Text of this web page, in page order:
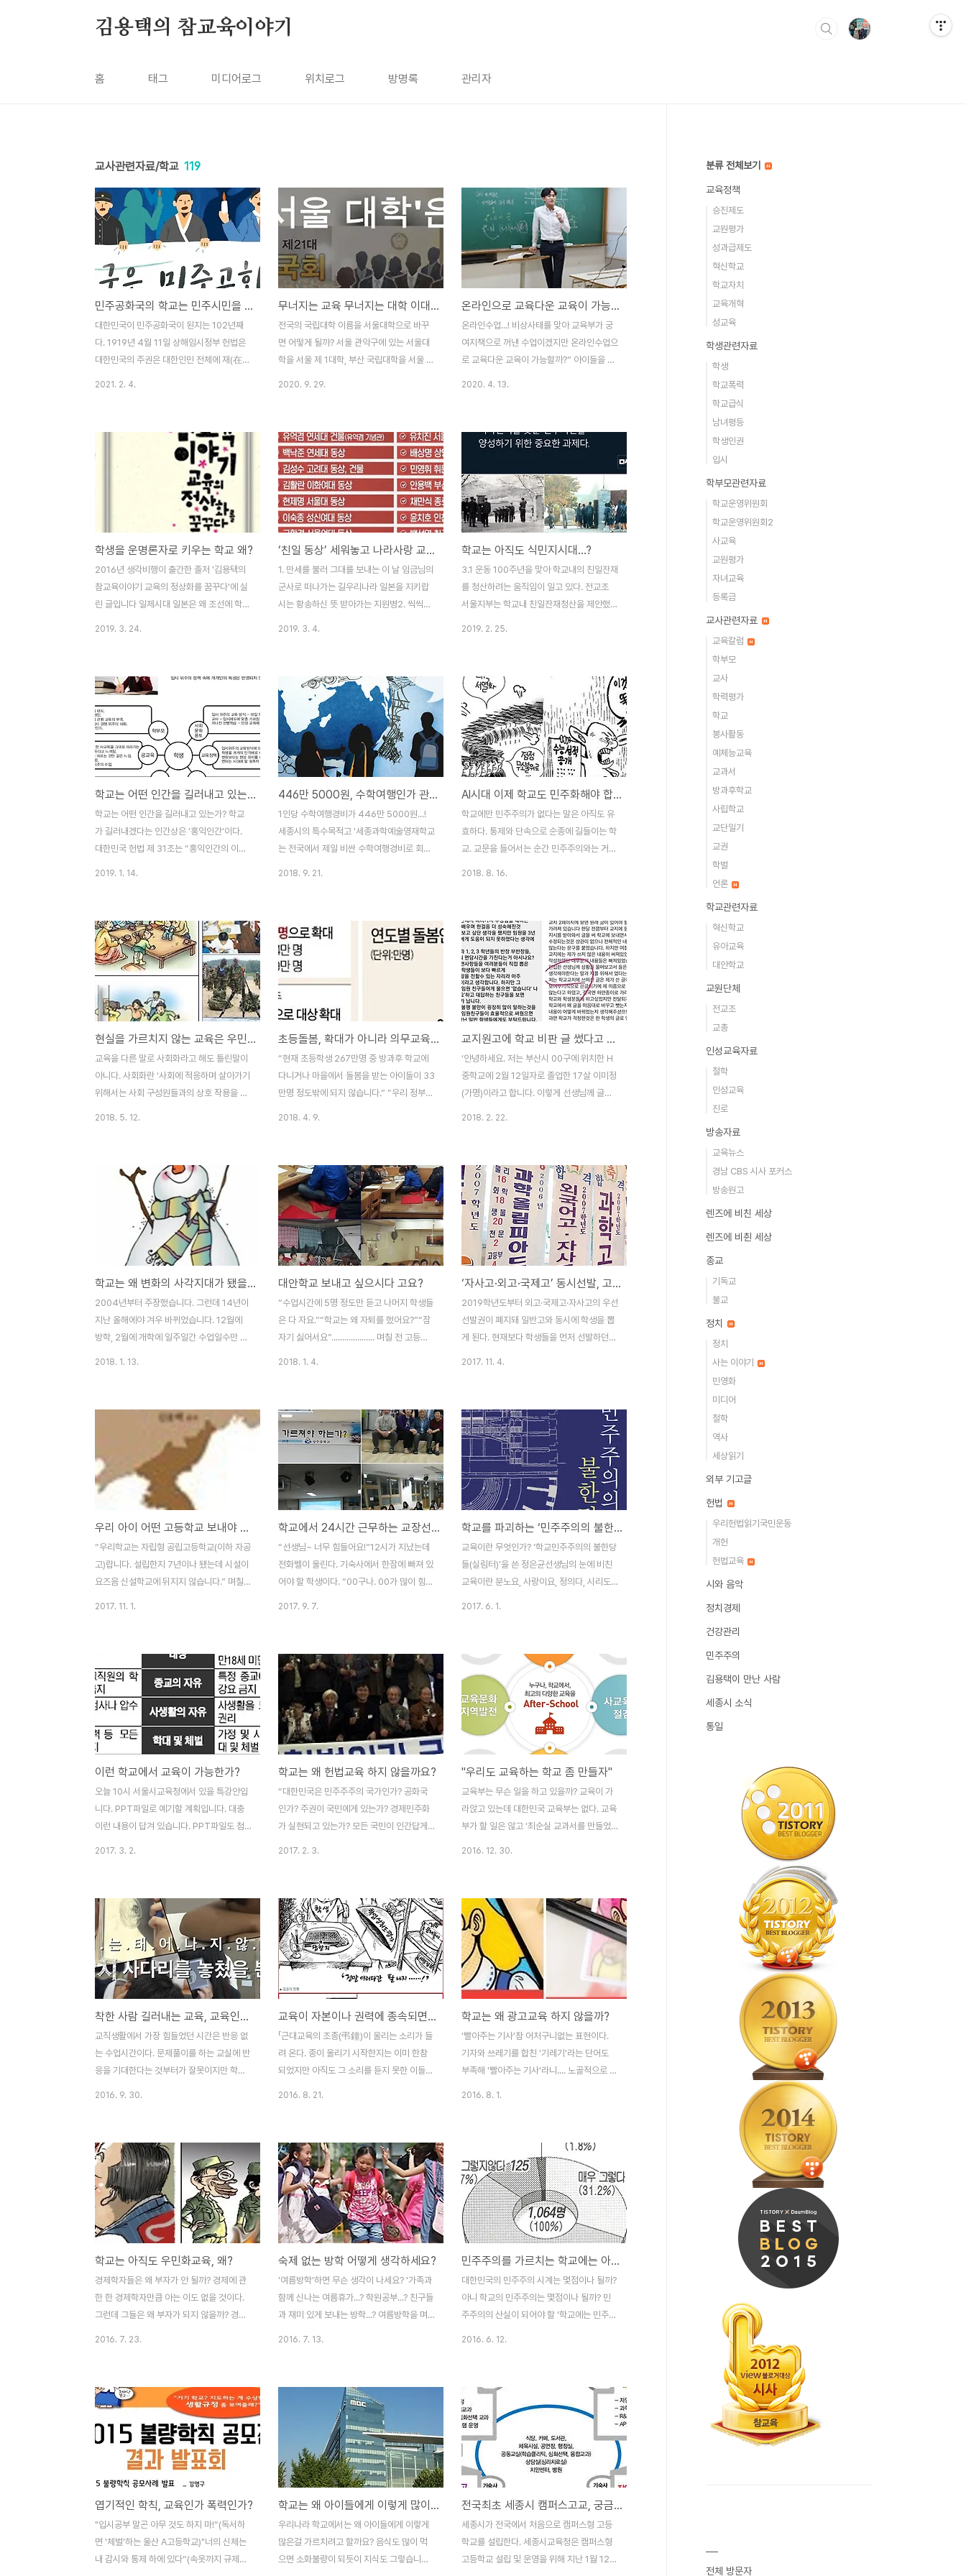
김용택의 참교육이야기
홈 태그 미디어로그 위치로그 방명록 관리자
교사관련자료/학교 119
민주공화국의 학교는 민주시민을 길러내고 있을까
대한민국이 민주공화국이 된지는 102년째
다. 1919년 4월 11일 상해임시정부 헌법은
대한민국의 주권은 대한인민 전체에 재(在)
정희의 유신헌법에도 “대한민국은 민주공화
국”이었다. 학살자 전두환이나 노태우시절에
도 대한민국은 여전히 ‘민주공화국’이었고, 6
월항쟁의 결실이 만든 현행헌법도 대한민국
은 민주공화국이다. 오늘날은 공모제로 교장
이 된 진보적인 교장이나 진보적인 대안학교
에서 학교가 민주적인 학생을 길러내기 위해
열정을 쏟고 있지만, 오늘날 부모 세대들만
해도 학교에만 민주주의가 없었다. 학생들은
교문에 들어설 때 기..
2021. 2. 4.
무너지는 교육 무너지는 대학 이대로 방치할 것인가?
전국의 국립대학 이름을 서울대학으로 바꾸
면 어떻게 될까? 서울 관악구에 있는 서울대
학을 서울 제 1대학, 부산 국립대학을 서울 2
조를 비롯한 수많은 교육단체들이 대학평준
화를 주장했지만 교육부는 쇠귀에 경 읽기다.
앞으로도 계속 일류대학... SKY가 꿈인 현실
이 이어질 수 있을까? 일류대학이 교육을 황
폐화시킨 주범(?)이라는 것은 세상이 다 아는
얘기다. 일류대학이 꿈이요, 중등학교 교육목
표가 일류대학인 나라. 인품이 아니라 일류대
학 졸업장으로 평생을 우려먹고 사는 나라가
이 지구상에 대한민국 외에 또 있을까? 고교
평준화를 위..
2020. 9. 29.
온라인으로 교육다운 교육이 가능할까요?
온라인수업...! 비상사태를 맞아 교육부가 궁
여지책으로 꺼낸 수업이겠지만 온라인수업으
로 교육다운 교육이 가능할까?” 아이들을 무
도 하고 설법도 한다는 얘긴 들었지만 첨단기
코르나 사태로 사상 처음 각급학교에서 온라
인 개학이 시작됐다. 고등학교 3학년과 중학
교 3학년은 지난 9일 개학이 시작했고 다가
오는 16일에는 고등학교 1~2학년, 중학교
1~2학년, 초등학교 4~6학년이 같은 방식으
로 2차로 개학한다. 이어 초등학교 1~3학년
은 가장 늦은 20일 마지막으로 온라인 개학
을 하게 된다. 처음에..
2020. 4. 13.
학생을 운명론자로 키우는 학교 왜?
2016년 생각비행이 출간한 졸저 '김용택의
참교육이야기 교육의 정상화를 꿈꾸다'에 실
린 글입니다 일제시대 일본은 왜 조선에 학교
시켰을까? 일본은 조선을 영구지배하기 위해
서는 ‘일본화된 조선인’이 있어야 했고 그런
인간의 도움이 필요했기 때문일 것이다. 외모
는 조선 사람인데 내용은 일본인인 사람. 즉
‘황국신민’이 필요했던 것이다. 학교에서 가
르치는 도구적인 지식은 식민통치를 용이하
게 하는 애국자(?)를 길러냈고 그 덕분(?)에
36년간 식민통치가 가능했을 것이다.
Omynews가 ‘우향우 20대’라는 기획기사
를 보도했던 일이 있다. 이 기사..
2019. 3. 24.
‘친일 동상’ 세워놓고 나라사랑 교육 가능할까?
1. 만세를 불러 그대를 보내는 이 날 임금님의
군사로 떠나가는 길우리나라 일본을 지키랍
시는 황송하신 뜻 받아가는 지원병2. 씩씩하
어다 개선 날 다시 만나자 둘더둘러 일장(日
章) 불러라 만세 일본 왕과 제국주의를 위한
총알받이로 끌려가는 조선 청년들에게 일장
기를 두르고 만세를 부르라는 춘원 이광수의
‘지원병 장행가’이다. 3·1혁명 100주년이 된
지금도 ‘지원병 장행가’를 쓴 이광수가 작사
한 노래를 교가로 부르면서 나라사랑을 가르
칠 수 있을까? 이광수는 ‘동편 아침이 밝았으
니 만세를 부르며 일어나서 일본 임금의 분부
를 받아 온 세상에..
2019. 3. 4.
학교는 아직도 식민지시대...?
3.1 운동 100주년을 맞아 학교내의 친일잔재
를 청산하려는 움직임이 일고 있다. 전교조
서울지부는 학교내 친일잔재청산을 제안했
지적 이를 위해 “▲학교에 남아 있는 친일파
의 동상 철거 ▲ 친일파의 이름을 딴 기념관
의 이름 변경 ▲ 친일 음악가가 작사‧작곡한
교가 폐기”운동을 펼쳐 나가기로 했다. 서울
지부는 24일까지 지역의 모든 학교를 대상
으로 친일파 동상과 기념관 존치 여부, 친일
음악가가 작사·작곡한 교가 현황을 조사하고
그 결과를 공개할 계획이라고 밝히면서 서울
시교육청도 전수 조사에 나서 줄 것을 요청했
다. 전교조 충남지부와 민..
2019. 2. 25.
학교는 어떤 인간을 길러내고 있는가?
학교는 어떤 인간을 길러내고 있는가? 학교
가 길러내겠다는 인간상은 ‘홍익인간’이다.
대한민국 헌법 제 31조는 “홍익인간의 이념
을 실현하는데 이바지하게 함”을 목적으로
하고 있다. 헌법은 정부가 ‘능력에 따라 국가
가 균등하게 교육을 받게 할 의무’를 지고 있
다고 명시하고 있다. 헌법 뿐만 아니다. 하위
법인 교육기본법은 이런 헌법의 이념을 바탕
으로 “모든 국민은 성별, 종교, 신념, 인종, 사
회적 신분, 경제적 지위 또는 신체적 조건 등
을 이유로 교육에서 차별을 받지 아니한
다.”고 명시하고 이를 구체화하기 위해 ‘자주
적인 사람, 창..
2019. 1. 14.
446만 5000원, 수학여행인가 관광인가?
1인당 수학여행경비가 446만 5000원...!
세종시의 특수목적고 '세종과학예술영재학교
는 전국에서 제일 비싼 수학여행경비로 회외
서 받은 ‘2016~ 2018 수학여행 학생 1인당
경비 100만원 이상 학교 명단’ 자료에 따르
면 ‘전국 초·중·고교 가운데 학생 1인당 100
만원 이상 수학여행 경비로 다녀 온 학교가
된다. 수학여행 하면 사람들은 무슨 생각이
들까? 학창시절의 아름다운 추억? 아니면 세
월호 참사를 기억할까? 지금 나이가 6~70이
된 노인들은 가난했던 시절, 돈이 없어 친구..
2018. 9. 21.
Al시대 이제 학교도 민주화해야 합니다
학교에만 민주주의가 없다는 말은 아직도 유
효하다. 통제와 단속으로 순종에 길들이는 학
교. 교문을 들어서는 순간 민주주의와는 거리
다. 교육의 3주체인 학생과 학부모, 교사라지
만 학생회도 교사회도 학부모회도 민주적으
로 운영되지 않고 있는 곳이 학교다. 학교에
유일하게 민주적인 기구가 하나 있다. 1995
년부터 설립된 학교운영위원회가 그 기구다.
학교운영위원회는 학교를 민주적인 학교, 특
색 있는 학교, 투명한 학교로 만들기 위해 김
영삼정부시절, '5.31 교육개혁'의 일환으로
도입, 운영되기 시작됐다. 거기까지다. 학생,
학부모 교사의 의견을 ..
2018. 8. 16.
현실을 가르치지 않는 교육은 우민화입니다
교육을 다른 말로 사회화라고 해도 틀린말이
아니다. 사회화란 ‘사회에 적응하며 살아가기
위해서는 사회 구성원들과의 상호 작용을 통
생활양식이나 행동규범을 학습하는 재사화화
그리고 구성원들이 권력 차이(차별)을 인정하
도록 하는 차별 사회화도 있다. 사회성원이
사회화나 재사회화 과정에서 현실은 외면한
채 원론만 익히면 현실에 적응할 수 있을까?
사회화 혹은 재사회화란 그래서 피교육자로
하여금 새로 만나는 사회의 현실에 적응할 수
있는 적응력을 길러 주는 것이다. 그런데 ‘이
윤의 극대화가’ 생존의 법칙인 자본주의 나아
가 신자유주의 사회에..
2018. 5. 12.
초등돌봄, 확대가 아니라 의무교육으로 가야
“현재 초등학생 267만명 중 방과후 학교에
다니거나 마을에서 돌봄을 받는 아이들이 33
만명 정도밖에 되지 않습니다.” “우리 정부
다."문재인대통령이 서울경동초등학교에서
열린 ‘온종일 돌봄체계’ 정책발표 자리에서
‘온종일 돌봄체계구축은 국정과제의 하나’라
며 이렇게 말했다. 교육부는 이러한 정부정책
에 따라 올해부터 5년간 한해 1만4천명(총 7
만명)씩 초등돌봄교실 규모를 늘리고 지역 내
공공시설을 활용한 ‘마을돌봄’도 현재 9만명
규모에서 19만명으로 늘려 2022년까지 전
체 초등돌봄 규모를 현재 33만명에서 53만
명까지 확대할 계획이..
2018. 4. 9.
교지원고에 학교 비판 글 썼다고 고치고 지우고...
‘안녕하세요. 저는 부산시 00구에 위치한 H
중학교에 2월 12일자로 졸업한 17살 이미정
(가명)이라고 합니다. 이렇게 선생님께 글을
할 수 없는 일들을 너무나도 많이 보았습니
다.예를 들어, 재작년 2월 중순 즈음에 신축
강당에 화재가 나는 큰 사고가 있었는데 그때
학교의 행정실과 교장선생님은 학생들이 전
화를 수십통을 함에도 8시간이나 연락이 두
절된 후에야 연결이 되었고, 바다 근처인 학
교가 비로 침수되었을 때 부산시 전역에 휴교
령이 내려졌음에도 불구하고 많은 학생들이
등교를 한 후에야 휴교 공지가 내려져 비를
흠뻑 젖어 다시 돌아오는 ..
2018. 2. 22.
학교는 왜 변화의 사각지대가 됐을까?
2004년부터 주장했습니다. 그런데 14년이
지난 올해에야 겨우 바뀌었습니다. 12월에
방학, 2월에 개학에 일주일간 수업일수만 채
문제가 끝난게 아닙니다. 어쩌다 한파가 몰아
닥쳐 시베리아보다 더 춥다는 영하 20도 아
팎을 오르내리는 강추위에 아이들이 공부하
느라고 학교에 다녀야 했던 날들... 이 문제는
고칠 수 없을까요? 법정 수업일 수만 며칠 정
도만 적게하면 해결될텐데... 기름 한방울 나
지 않는 나라에 난방비며 추위에 떨게 하는
게 온당한 일일까요? 수업을 며칠 적게 한다
고 잘못되는 것도 아닌데... 방학을 학생들에
게 돌..
2018. 1. 13.
대안학교 보내고 싶으시다 고요?
“수업시간에 5명 정도만 듣고 나머지 학생들
은 다 자요.”“학교는 왜 자퇴를 했어요?”“잠
자기 싫어서요”.................... 며칠 전 고등학
는 대안학교인데요?” 혹 “김용택 선생님 아
니세요? ”예 맞습니다만, 어떻게 제 이름을
다 아세요?“ ”대안학교를 찾다보니 선생님
이름이 나오던데요?“ 엊그제 오후에 걸려 온
전화로 통화한 내용이다. 이분은 아들이 고등
학교 2학년 1학기 중간에 자퇴를 했는데 고
등학교는 졸업을 시키기는 시켜야 하는데, 그
렇게 하기 위해서는 내년 새학기에 2학년에
복학신청을 해야 하고, 복학을 하려니..
2018. 1. 4.
‘자사고·외고·국제고’ 동시선발, 고교 평준화 이뤄질까?
2019학년도부터 외고·국제고·자사고의 우선
선발권이 폐지돼 일반고와 동시에 학생을 뽑
게 된다. 현재보다 학생들을 먼저 선발하던
지해 1개학교만 지원할 수 있도록 했다. 교육
부의 이 같은 방침은 성적이 우수한 학생을
선점해 휩쓸어가는 것을 막아 고교 서열화를
해소하기 위해서다. 이와 함께 교육부는 내년
부터 2020년까지 자사고·외고·국제고 중 운
영 성과평가가 기준에 미달한 학교는 일반고
로 강제 전환하기로 하는 내용의 초·중등교육
법 일부 개정안을 입법예고 했다. 말도 많고
탈도 많은 자사고·외고·국제고는 어떤 학교일
까? 외국어고등학교(이..
2017. 11. 4.
우리 아이 어떤 고등학교 보내야 하지...?
“우리학교는 자립형 공립고등학교(이하 자공
고)랍니다. 설립한지 7년이나 됐는데 시설이
요즈음 신설학교에 뒤지지 않습니다.” 며칠
(자사고)가 아닌 공립의 귀족학교일까? 그것
도 우리나라에 자공고가 116개 학교가 있다
니... 공립이 왜 이런 학교를 만들었을까? 고
등학교 얘기가 나왔으니 하는 말이지만 우리
가 알고 있는 것처럼 그렇게 단순하지 않다.
자녀가 고교에 다니지 않는 사람이라면 이름
조차 한번도 들어 보지 못한 고등학교가 수두
룩하다. 우선 학교 종류부터 복잡하기 짝이
없다. 고교를 크게 나누면 일반고·특수목적고
(특목고)·특성화고·자율고..
2017. 11. 1.
학교에서 24시간 근무하는 교장선생님...왜?
“선생님~ 너무 힘들어요!”12시가 지났는데
전화벨이 울린다. 기숙사에서 한잠에 빠져 있
어야 할 학생이다. “00구나. 00가 많이 힘드
드는 구나“다. ”사감 선생님께 말씀드리고 내
려와“ 그리고 옷을 주섬주섬 주워 입고 00를
차에 태운다. ”어디로 갈까...?“ 그래서 호젓
한 바닷가 바위에 00와 교장선생님은 자리를
잡고 앉는다. 00가 속이 다 풀릴 때까지 들어
주기만 하면 된다는 것이다. 1, 남해 상주중학
교 2. 상주중학교는 어떤 학교인가? ◁ (클릭
하시면 상주중학교를 소개한 동영상을 보실
수 있습니다) 위의 사례는 태..
2017. 9. 7.
학교를 파괴하는 ‘민주주의의 불한당’이 누굴까?
교육이란 무엇인가? ‘학교민주주의의 불한당
들(실림터)’을 쓴 정은균선생님의 눈에 비친
교육이란 분노요, 사랑이요, 정의다, 시리도
고 현실을 무시한 그 똑똑하고 잘난 교육학자
들이 만든 이론을 현장의 경험과 예리한 통찰
력으로 부정한 용기가 이런책으로 탄생케 했
던게 아닐까? 똑같은 교육을 놓고도 보는 사
람들의 눈에 따라 천차만별이다. 어떤 사람은
오늘날의 교육을 무지를 일깨우는 도구로, 어
떤 이들의 눈에는 계급상승을 위한 수단으로,
또 어떤 이들의 눈에는 교육을 지배이데올로
기의 수단으로 본다. 그런데 왜 정은균선생님
의 눈에는 교육이란 민..
2017. 6. 1.
이런 학교에서 교육이 가능한가?
오늘 10시 서울시교육청에서 있을 특강안입
니다. PPT파일로 예기할 계획입니다. 대충
이런 내용이 답겨 있습니다. PPT파일도 첨
의 입을 막겠다" (학교 비판하면 처벌, 충남 D
고등학교)"분할통치, 차별을 활용한 통제“(학
생회 출마도 성적순, 경남 E고등학교)"사적인
인간관계도 규제 대상“사랑을 처벌하는 학
교, 충북 G고등학교인권친화적학교와 너머
운동본부 그리고 전교조가 주최한 ‘2015 불
량학칙공모전’ 결과에 나타난 사례다. 내가
교육전문가들 앞에서 이런 말도 안 되는 질문
을 던지는 이유는 교육이 무너진지 언젠데 아
직도 학교에는 교육이 없..
2017. 3. 2.
학교는 왜 헌법교육 하지 않을까요?
“대한민국은 민주주주의 국가인가? 공화국
인가? 주권이 국민에게 있는가? 경제민주화
가 실현되고 있는가? 모든 국민이 인간답게
것을 보장하고 있지만 대부분의 국민들은 자
신에게 그런 권리가 어디에 보장 되어 있는지
잘 알지 못한다. 우리나라 학교교육은 이해
못할 일 한 두 가지가 아니다. 중학교나 고등
학교 입학식을 할 때 학생대표가 교장선생님
앞에서 선서를 한다. “나는 교칙을 준수하
고...”라고 시작하는 선서를 하지만 이 때 선
서를 하는 학생 대표도 입학하는 신입생도 교
칙을 읽어 본 학생은 아무도 없다. 아니 졸업
할 때까지 대부분의..
2017. 2. 3.
"우리도 교육하는 학교 좀 만들자"
교육부는 무슨 일을 하고 있을까? 교육이 가
라앉고 있는데 대한민국 교육부는 없다. 교육
부가 할 일은 않고 ‘최순실 교과서를 만들었
개선, 고등교육 기본정책의 수립 및 시행, 공
교육 정상화 정책의 수립 및 시행, 지방교육
자치제도 기본정책의 수립 및 제도 개선, 인
재개발 정책의 기획 및 총괄 등을 비롯한 학
교교육과 평생교육, 인적자원 개발정책 및 학
술에 관한 일...‘을 하는 곳이 교육부다.‘학교
에는 교육이 없다’느니 ‘교육이 무너졌다’는
말은 어제 오늘 나온 얘기가 아니다. 교육부
가 이런 일을 잘 했다면 오늘날 교육이 이 지
경이 됐을까?..
2016. 12. 30.
착한 사람 길러내는 교육, 교육인가 사육인가?
교직생활에서 가장 힘들었던 시간은 반응 없
는 수업시간이다. 문제풀이를 하는 교실에 반
응을 기대한다는 것부터가 잘못이지만 학생
실에 인간미 넘치는 정서교육, 감정교육을 찾
아 볼 수 없기에 하는 말이다. 입시교육의 교
육덕분(?)일까? 이런 분위기에서 교육받은
학생들을 개인적으로 이야기를 몇마디 나누
다보면 정나미가 떨어지는 경우가 있다. 덩치
는 다 컸지만 자기감정을 표현할 줄 모르고
감정이 메마른 학생들을 보면 안타까운 생각
이 든다. 기계적인 사무처리에 익숙한 사람들
에게서 느끼는 그런 모습, 인간적인 정서가
메마른 모습이다. 사람이 어떻게 저렇..
2016. 9. 30.
교육이 자본이나 권력에 종속되면...
「근대교육의 조종(弔鐘)이 울리는 소리가 들
려 온다. 종이 울리기 시작한지는 이미 한참
되었지만 아직도 그 소리를 듣지 못한 이들도
잘 듣고 고분고분 시키는 대로 따라야 한다고
생각하는 이들, 개근상이 우등상보다 낫다고
우기는 이들, 그러면서도 우등상이 곧 우수함
을 증명한다고 믿는 이들, 일류대졸업장이 인
생의 보증수표라도 되는 듯이 여기는 이들 모
두 아직도 잠을 덜 깬 것이다.」 존 테이러개토
(John Taylor Gatto)가 쓴 '바보 만들기'라
는 책을 소개한 펴낸이 현병호님의 지적이다.
이 책이 2002년에 출간된 책이니 벌써 1..
2016. 8. 21.
학교는 왜 광고교육 하지 않을까?
‘빨아주는 기사’참 어처구니없는 표현이다.
기자와 쓰레기를 합친 '기레기'라는 단어도
부족해 '빨아주는 기사'라니.... 노골적으로 누
기자는 왜 빨아주는 기사를 썼을까요?’라는
오마이뉴스에 나오는 기사기다. "기업들 돈으
로 해외출장 다녀왔는데, 비판 기사 쓰라고?
말도 안 되는 얘기지." 라는 이 기사를 보면 우
리가 믿고 보는 언론의 속살을 보는 것 같아
화가 난다. 이런 기사나 방송을 사실로 믿고
아는 국민들이 얼마나 순진한가? 전두환이
집권하던 제5공화국 시절, ‘스크린, 스포츠,
섹스’라는 영어 머리글자를 딴 우민화 정책을
빗댄 ..
2016. 8. 1.
학교는 아직도 우민화교육, 왜?
경제학자들은 왜 부자가 안 될까? 경제에 관
한 한 경제학자만큼 아는 이도 없을 것이다.
그런데 그들은 왜 부자가 되지 않을까? 경제
말도 같은 맥락에서 이해할 수 있다. 학교는
왜 지식만 가르치고 현실을 가르치지 않을
까? 분서갱유사건이라는 게 있었다. 분서갱
유란 '책을 불태우고 학자들을 묻음'이란 뜻
으로 중국 진(秦)나라의 시황제가 '학자들의
정치적 비판을 막기 위하여 민간의 책 가운데
의약(醫藥), 복서(卜筮), 농업에 관한 것만을
제외하고 모든 서적을 불태우고 수많은 유생
을 구덩이에 묻어 죽인 일'을 일컫는 말이다.
언론이나 문화에 ..
2016. 7. 23.
숙제 없는 방학 어떻게 생각하세요?
'여름방학'하면 무슨 생각이 나세요? '가족과
함께 신나는 여름휴가...? 학원공부...? 친구들
과 재미 있게 보내는 방학...? 여름방학을 며
고 오던 숙제가 사라지고 있다. '숙제없는방
학' 학부모들은 이런 방학을 어떻게 생각할
까? ‘독일 부퍼탈의 바멘 게잠트슐레
(Gesamtschule·종합학교)가 2015년 독
일에서 가장 명예로운 교육상인 ‘독일학교
상’을 수상했다.' 독일교육이야기의 저자 박성
숙씨는 자신의 블로그 '무터킨더의 독일교육
이야기'에 '독일, 숙제없는 학교''를 소개했다.
바멘 게잠트슐레(Gesamtschule·종합학
교)라는..
2016. 7. 13.
민주주의를 가르치는 학교에는 아직도 민주주의가 없다?
대한민국의 민주주의 시계는 몇점이나 될까?
아니 학교의 민주주의는 몇점이나 될까? 민
주주의의 산실이 되어야 할 '학교에는 민주주
는 이유로 다른 학생과 비교를 당하거나 부당
한 차별을 받는경우도 허다하다. 아직도 학생
회장 선거에 피선거권 자격을 성적으로 차별
당하고 개인의 시험성적이 다른 학생 앞에서
공개되는 경우도 있다. 학교는 아직도 민주주
의의 사각지대다. 학교폭력을 근절하기 위해
폭력과의 전쟁을 선포하고 폭력방지법까지
만들었지만 대부분의 시도에서는 학생인권조
례조차 만들지 못하고 있다. 공부를 해야할
학생이 인권운운한다는 게 말이 안 된다..
2016. 6. 12.
엽기적인 학칙, 교육인가 폭력인가?
"입시공부 말곤 아무 것도 하지 마!“(독서하
면 '체벌'하는 울산 A고등학교)"너의 신체는
내 감시와 통제 하에 있다“(속옷까지 규제하
학교는 왜 아이들에게 이렇게 많이 가르칠까?
우리나라 학교에서는 왜 아이들에게 이렇게
많은걸 가르치려고 할까요? 음식도 많이 먹
으면 소화불량이 되듯이 지식도 그렇습니다.
전국최초 세종시 캠퍼스고교, 궁금하세요?
세종시가 전국에서 처음으로 캠퍼스형 고등
학교를 설립한다. 세종시교육청은 캠퍼스형
고등학교 설립 및 운영을 위해 지난 1월 12일
분류 전체보기
교육정책
승진제도
교원평가
성과급제도
혁신학교
학교자치
교육개혁
성교육
학생관련자료
학생
학교폭력
학교급식
남녀평등
학생인권
입시
학부모관련자료
학교운영위원회
학교운영위원회2
사교육
교원평가
자녀교육
등록금
교사관련자료
교육칼럼
학부모
교사
학력평가
학교
봉사활동
예체능교육
교과서
방과후학교
사립학교
교단일기
교권
학벌
언론
학교관련자료
혁신학교
유아교육
대안학교
교원단체
전교조
교총
인성교육자료
철학
인성교육
진로
방송자료
교육뉴스
경남 CBS 시사 포커스
방송원고
렌즈에 비친 세상
렌즈에 비췬 세상
종교
기독교
불교
정치
정치
사는 이야기
민영화
미디어
철학
역사
세상읽기
외부 기고글
헌법
우리헌법읽기국민운동
개헌
헌법교육
시와 음악
정치경제
건강관리
민주주의
김용택이 만난 사람
세종시 소식
통일
전체 방문자